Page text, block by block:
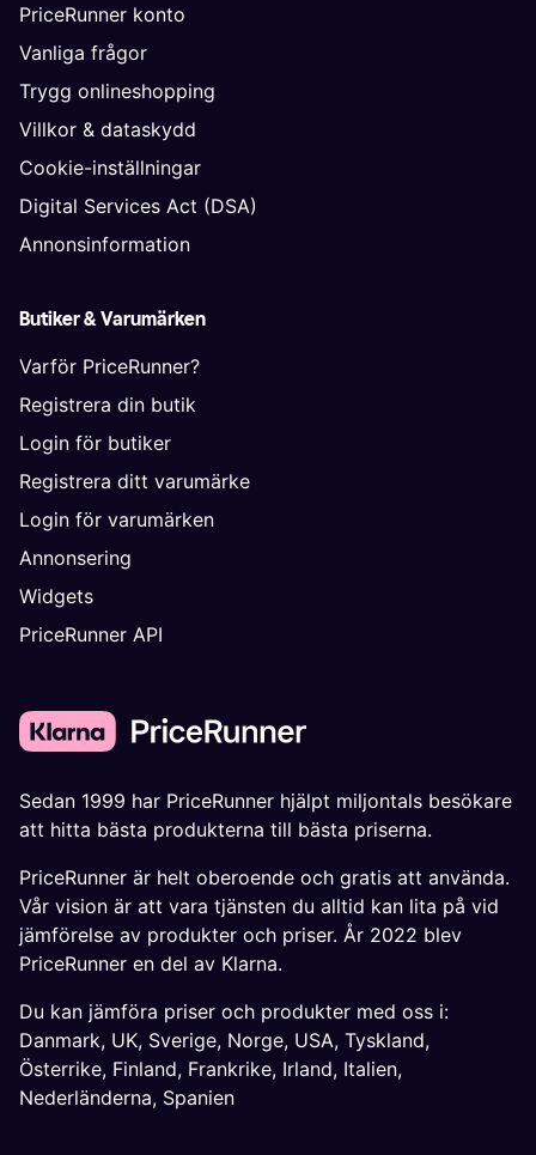
PriceRunner konto
Vanliga frågor
Trygg onlineshopping
Villkor & dataskydd
Cookie-inställningar
Digital Services Act (DSA)
Annonsinformation
Butiker & Varumärken
Varför PriceRunner?
Registrera din butik
Login för butiker
Registrera ditt varumärke
Login för varumärken
Annonsering
Widgets
PriceRunner API
Sedan 1999 har PriceRunner hjälpt miljontals besökare
att hitta bästa produkterna till bästa priserna.
PriceRunner är helt oberoende och gratis att använda.
Vår vision är att vara tjänsten du alltid kan lita på vid
jämförelse av produkter och priser. År 2022 blev
PriceRunner en del av Klarna.
Du kan jämföra priser och produkter med oss i:
Danmark, UK, Sverige, Norge, USA, Tyskland,
Österrike, Finland, Frankrike, Irland, Italien,
Nederländerna, Spanien